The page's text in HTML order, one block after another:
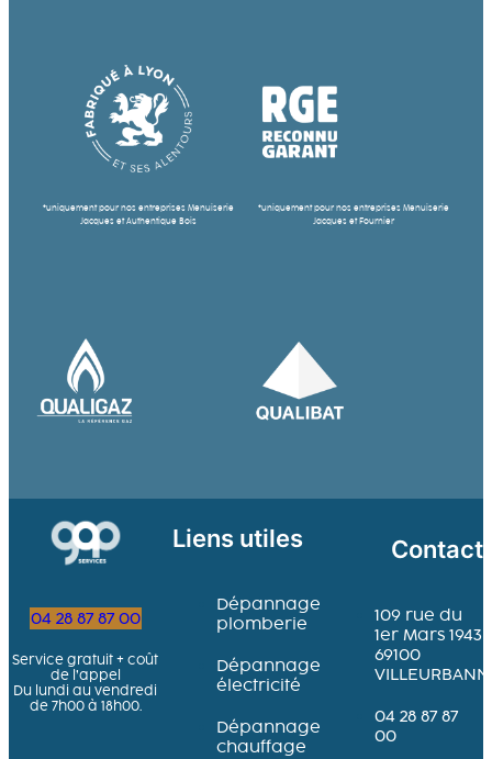
*uniquement pour nos entreprises Menuiserie
Jacques et Authentique Bois
*uniquement pour nos entreprises Menuiserie
Jacques et Fournier
Liens utiles
Dépannage
plomberie
Dépannage
électricité
Dépannage
chauffage
04 28 87 87 00
Service gratuit + coût
de l’appel
Du lundi au vendredi
de 7h00 à 18h00.
Contact
109 rue du
1er Mars 1943
69100
04 28 87 87
00